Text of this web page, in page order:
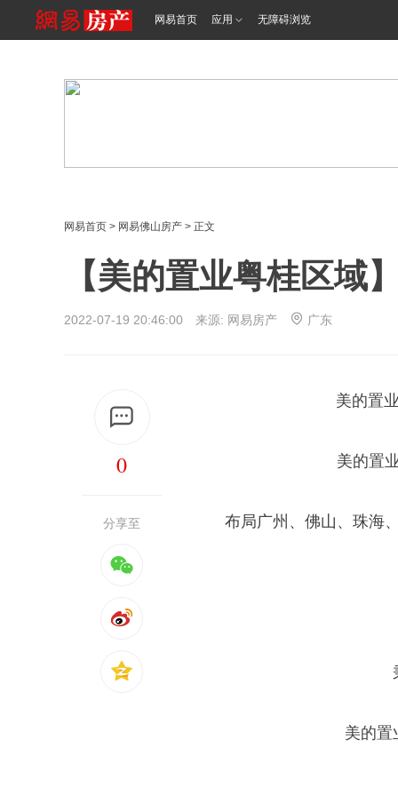
网易首页 应用 无障碍浏览
网易首页 > 网易佛山房产 > 正文
【美的置业粤桂区域
2022-07-19 20:46:00 来源: 网易房产 广东
0
分享至
美的置
美的置
布局广州、佛山、珠海
美的置